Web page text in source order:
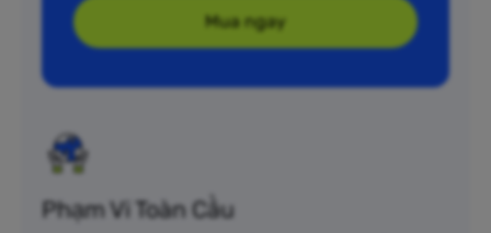
Mua ngay
Phạm Vi Toàn Cầu